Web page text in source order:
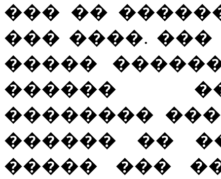
��� ��
��� ����.
�����
������
��������
������ ��
����� ���